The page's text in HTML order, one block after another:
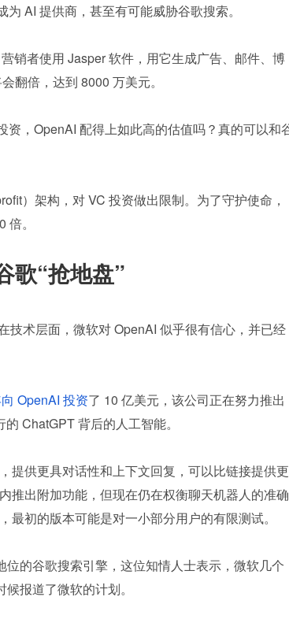
AI 提供商，甚至有可能威胁谷歌搜索。
销者使用 Jasper 软件，用它生成广告、邮件、博
翻倍，达到 8000 万美元。
，OpenAI 配得上如此高的估值吗？真的可以和
）架构，对 VC 投资做出限制。为了守护使命，
。
歌“抢地盘”
技术层面，微软对 OpenAI 似乎很有信心，并已经
OpenAI 投资了 10 亿美元，该公司正在努力推出
ChatGPT 背后的人工智能。
提供更具对话性和上下文回复，可以比链接提供更
推出附加功能，但现在仍在权衡聊天机器人的准确
初的版本可能是对一小部分用户的有限测试。
的谷歌搜索引擎，这位知情人士表示，微软几个
报道了微软的计划。